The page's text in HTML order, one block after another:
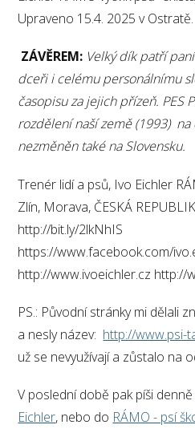
Upraveno 15.4. 2025 v Ostratě.
ZÁVĚREM: Velký dík patří
dceři i celému personálnímu
časopisu za jejich přízeň. PES
rozdělení naší země (1993)
nezměněn také na Slovensku.
Trenér lidí a psů, Ivo Eichler
Zlín, Morava, ČESKÁ
http://bit.ly/2lkNhIS
https://www.facebook.com/
http://www.ivoeichler.cz http://
PS.: Původní stránky mi dělali
a nesly název: http://www.psi-
už se nevyužívají a zůstalo na
V poslední době pak píši
Eichler, nebo do RÁMO - psí